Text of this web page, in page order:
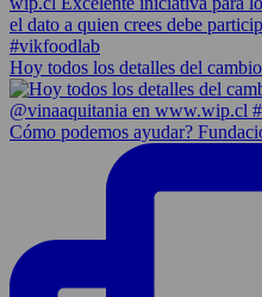
Hoy todos los detalles del
Cómo podemos ayudar?